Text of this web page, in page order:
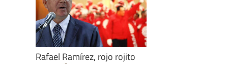
Rafael Ramírez, rojo rojito